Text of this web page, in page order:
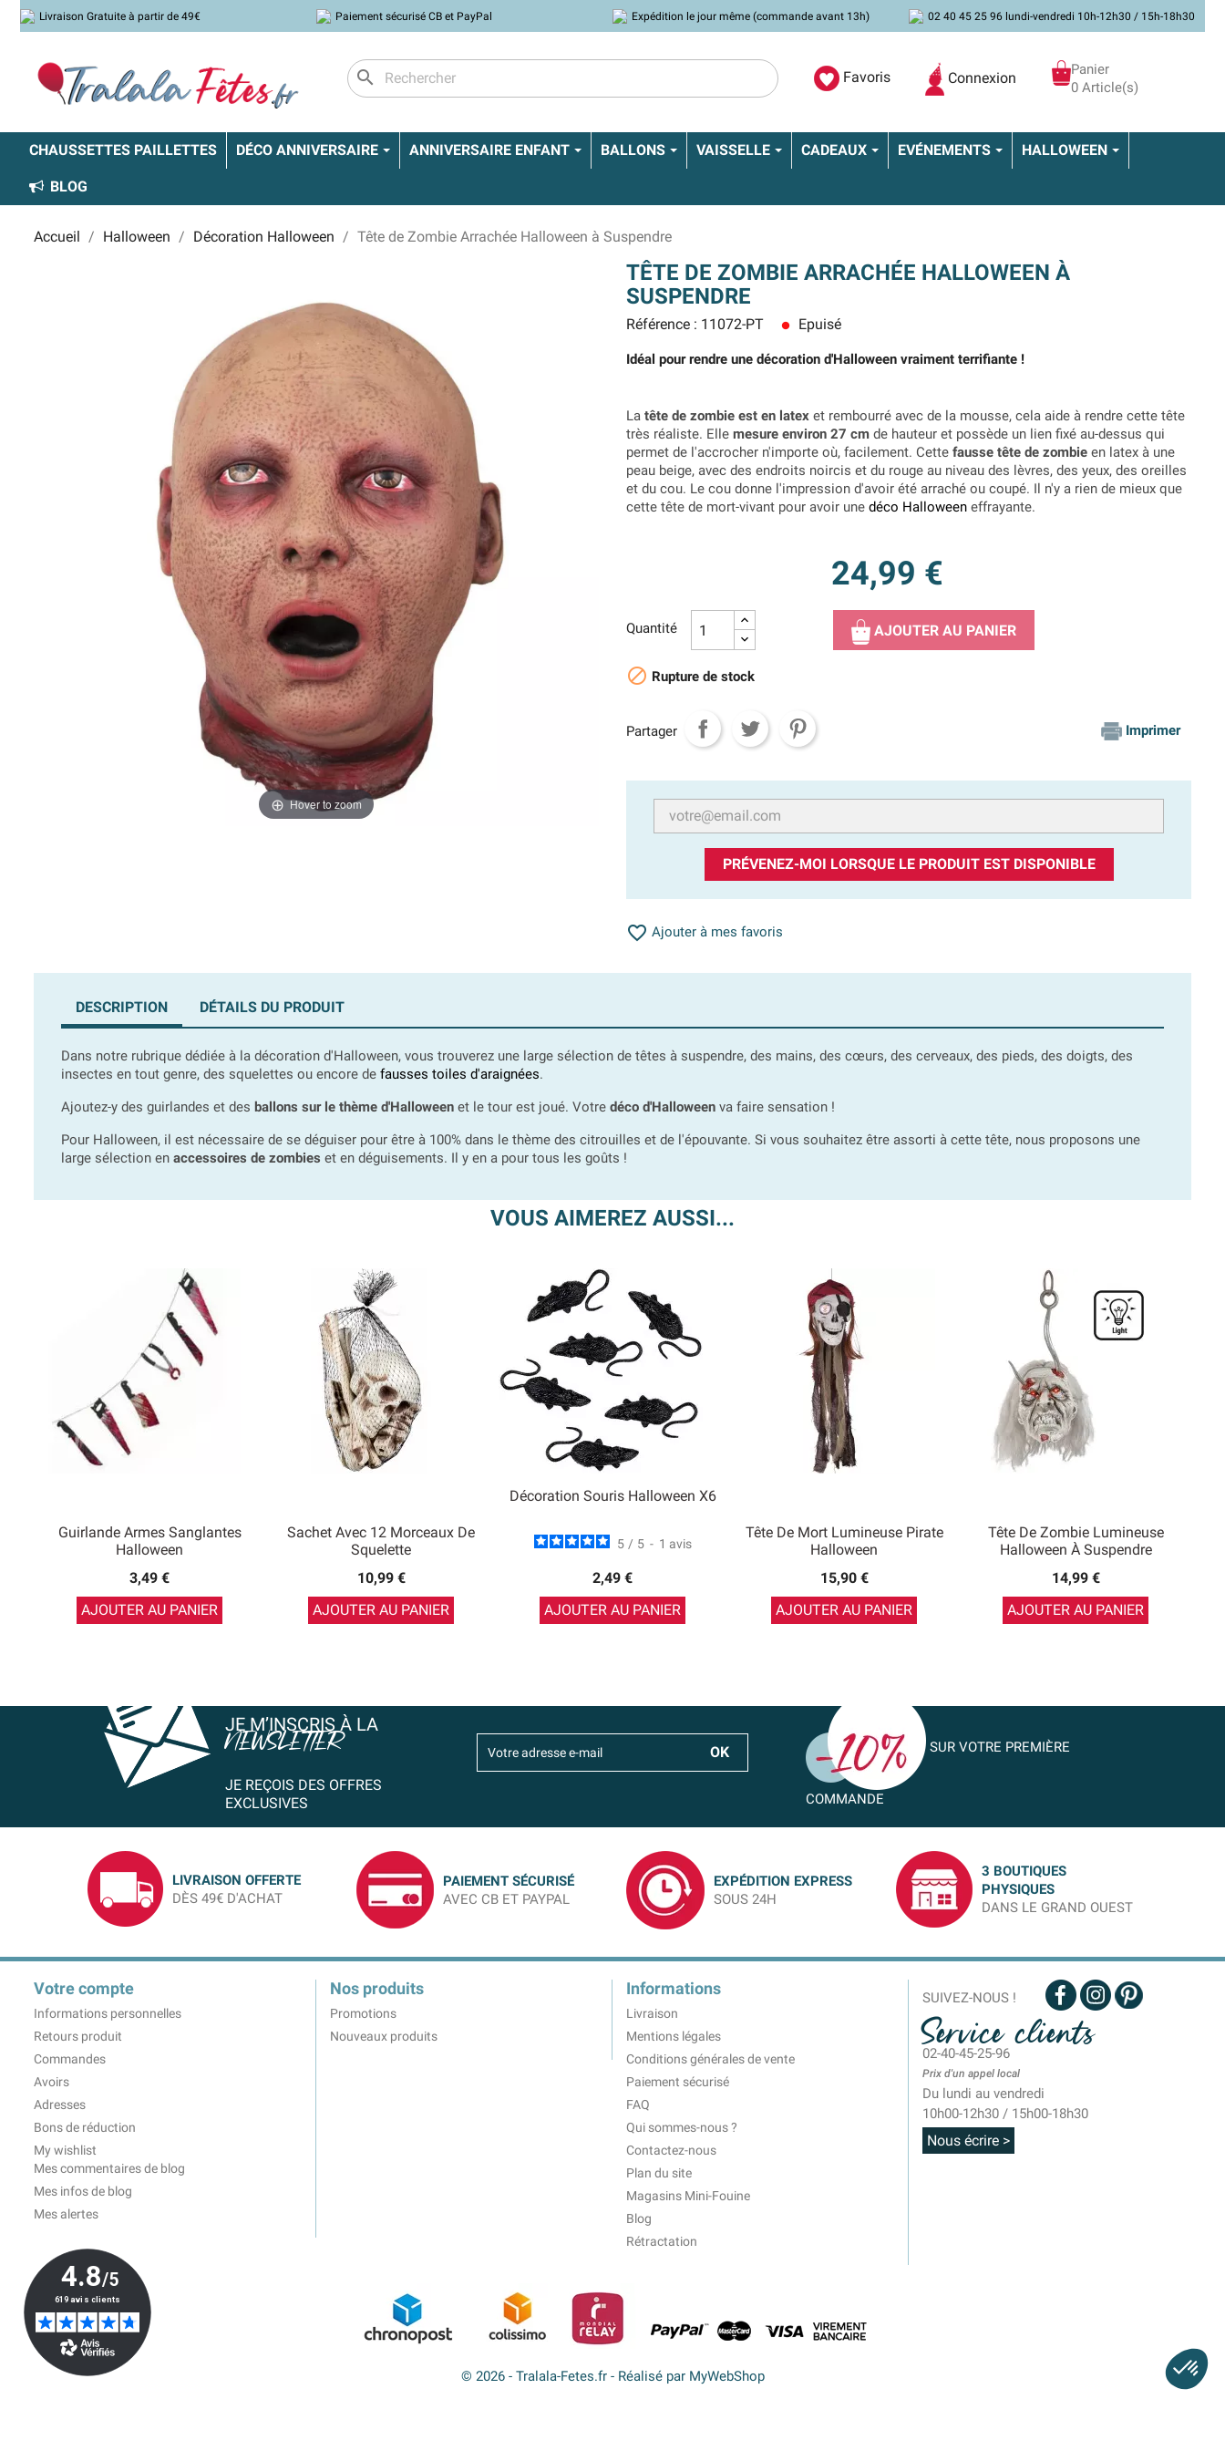
Livraison Gratuite à partir de 49€ Paiement sécurisé CB et PayPal Expédition le jour même (commande avant 13h) 02 40 45 25 96 lundi-vendredi 10h-12h30 / 15h-18h30
search Favoris Connexion
Panier
0 Article(s)
CHAUSSETTES PAILLETTES DÉCO ANNIVERSAIRE ANNIVERSAIRE ENFANT BALLONS VAISSELLE CADEAUX EVÉNEMENTS HALLOWEEN
BLOG
Accueil Halloween Décoration Halloween Tête de Zombie Arrachée Halloween à Suspendre
Hover to zoom
TÊTE DE ZOMBIE ARRACHÉE HALLOWEEN À
SUSPENDRE
Référence : 11072-PT lens Epuisé
Idéal pour rendre une décoration d'Halloween vraiment terrifiante !
La tête de zombie est en latex et rembourré avec de la mousse, cela aide à rendre cette tête
très réaliste. Elle mesure environ 27 cm de hauteur et possède un lien fixé au-dessus qui
permet de l'accrocher n'importe où, facilement. Cette fausse tête de zombie en latex à une
peau beige, avec des endroits noircis et du rouge au niveau des lèvres, des yeux, des oreilles
et du cou. Le cou donne l'impression d'avoir été arraché ou coupé. Il n'y a rien de mieux que
cette tête de mort-vivant pour avoir une déco Halloween effrayante.
24,99 €
Quantité AJOUTER AU PANIER
 Rupture de stock
Partager Imprimer
PRÉVENEZ-MOI LORSQUE LE PRODUIT EST DISPONIBLE
 Ajouter à mes favoris
DESCRIPTION DÉTAILS DU PRODUIT
Dans notre rubrique dédiée à la décoration d'Halloween, vous trouverez une large sélection de têtes à suspendre, des mains, des cœurs, des cerveaux, des pieds, des doigts, des
insectes en tout genre, des squelettes ou encore de fausses toiles d'araignées.
Ajoutez-y des guirlandes et des ballons sur le thème d'Halloween et le tour est joué. Votre déco d'Halloween va faire sensation !
Pour Halloween, il est nécessaire de se déguiser pour être à 100% dans le thème des citrouilles et de l'épouvante. Si vous souhaitez être assorti à cette tête, nous proposons une
large sélection en accessoires de zombies et en déguisements. Il y en a pour tous les goûts !
VOUS AIMEREZ AUSSI...
Guirlande Armes Sanglantes
Halloween
3,49 €
AJOUTER AU PANIER
Sachet Avec 12 Morceaux De
Squelette
10,99 €
AJOUTER AU PANIER
Décoration Souris Halloween X6
5 / 5 - 1 avis
2,49 €
AJOUTER AU PANIER
Tête De Mort Lumineuse Pirate
Halloween
15,90 €
AJOUTER AU PANIER
Tête De Zombie Lumineuse
Halloween À Suspendre
14,99 €
AJOUTER AU PANIER
JE M’INSCRIS À LA
NEWSLETTER
JE REÇOIS DES OFFRES
EXCLUSIVES
SUR VOTRE PREMIÈRE
COMMANDE
LIVRAISON OFFERTE
DÈS 49€ D'ACHAT
PAIEMENT SÉCURISÉ
AVEC CB ET PAYPAL
EXPÉDITION EXPRESS
SOUS 24H
3 BOUTIQUES
PHYSIQUES
DANS LE GRAND OUEST
Votre compte
Informations personnelles
Retours produit
Commandes
Avoirs
Adresses
Bons de réduction
My wishlist
Mes commentaires de blog
Mes infos de blog
Mes alertes
Nos produits
Promotions
Nouveaux produits
Informations
Livraison
Mentions légales
Conditions générales de vente
Paiement sécurisé
FAQ
Qui sommes-nous ?
Contactez-nous
Plan du site
Magasins Mini-Fouine
Blog
Rétractation
SUIVEZ-NOUS !
Service clients
02-40-45-25-96
Prix d'un appel local
Du lundi au vendredi
10h00-12h30 / 15h00-18h30
Nous écrire >
© 2026 - Tralala-Fetes.fr - Réalisé par MyWebShop